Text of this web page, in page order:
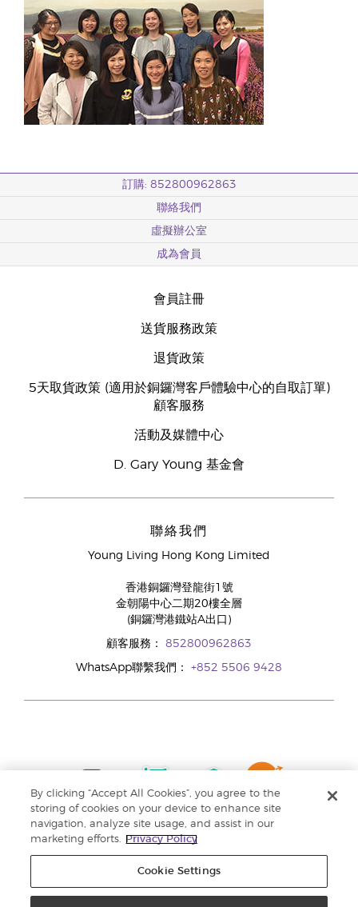
訂購: 852800962863
聯絡我們
虛擬辦公室
成為會員
會員註冊
送貨服務政策
退貨政策
5天取貨政策 (適用於銅鑼灣客戶體驗中心的自取訂單)
顧客服務
活動及媒體中心
D. Gary Young 基金會
聯絡我們
Young Living Hong Kong Limited
香港銅鑼灣登龍街1號
金朝陽中心二期20樓全層
(銅鑼灣港鐵站A出口)
顧客服務： 852800962863
WhatsApp聯繫我們： +852 5506 9428
By clicking “Accept All Cookies”, you agree to the
storing of cookies on your device to enhance site
navigation, analyze site usage, and assist in our
marketing efforts.
Privacy Policy
Cookie Settings